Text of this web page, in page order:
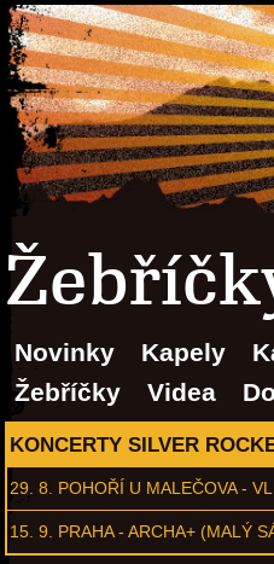
Novinky Kapely
Žebříčky
Videa
KONCERTY SILVER
29. 8. POHOŘÍ U MALEČOVA -
15. 9. PRAHA - ARCHA+ (MALÝ